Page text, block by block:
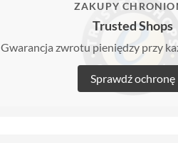
ZAKUPY
Trusted Shops
Gwarancja zwrotu pieniędzy przy
Sprawdź ochronę